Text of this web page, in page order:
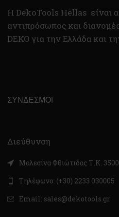
H DekoTools Hellas είναι
αντιπρόσωπος και
DEKO για την Ελλάδα και
ΣΎΝΔΕΣΜΟΙ
Διεύθυνση
Μαλεσίνα Φθιώτιδας Τ.Κ.
Τηλέφωνο: (+30) 2233 030005
Email: sales@dekotools.gr